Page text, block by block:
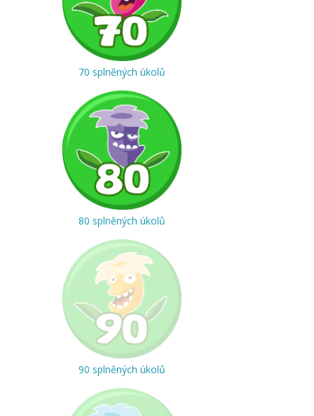
70 splněných úkolů
80 splněných úkolů
90 splněných úkolů